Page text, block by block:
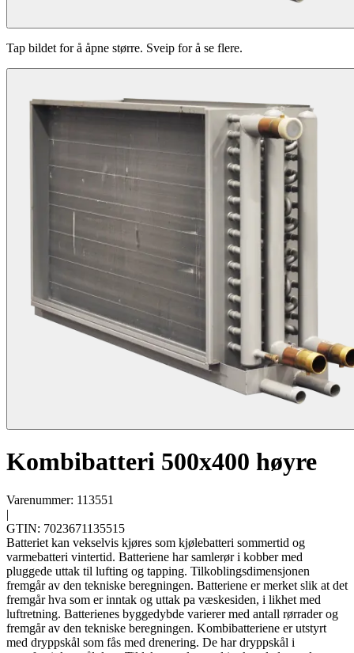
Tap bildet for å åpne større. Sveip for å se flere.
Kombibatteri 500x400 høyre
Varenummer: 113551
|
GTIN: 7023671135515
Batteriet kan vekselvis kjøres som kjølebatteri sommertid og
varmebatteri vintertid. Batteriene har samlerør i kobber med
pluggede uttak til lufting og tapping. Tilkoblingsdimensjonen
fremgår av den tekniske beregningen. Batteriene er merket slik at det
fremgår hva som er inntak og uttak pa væskesiden, i likhet med
luftretning. Batterienes byggedybde varierer med antall rørrader og
fremgår av den tekniske beregningen. Kombibatteriene er utstyrt
med dryppskål som fås med drenering. De har dryppskål i